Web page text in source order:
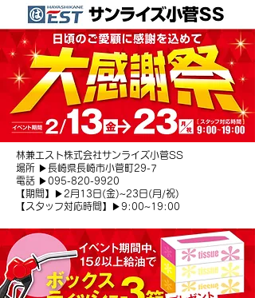
林兼エスト株式会社サンライズ小菅SS
場所 ▶長崎県長崎市小菅町29-7
電話 ▶095-820-9920
【期間】▶2月13日(金)~23日(月/祝)
【スタッフ対応時間】
▶9:00~19:00